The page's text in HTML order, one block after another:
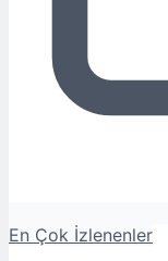
En Çok İzlenenler